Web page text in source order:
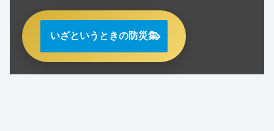
いざというときの防災集